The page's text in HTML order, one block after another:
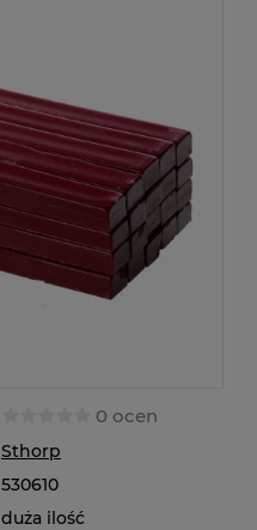
0 ocen
Sthorp
530610
duża ilość